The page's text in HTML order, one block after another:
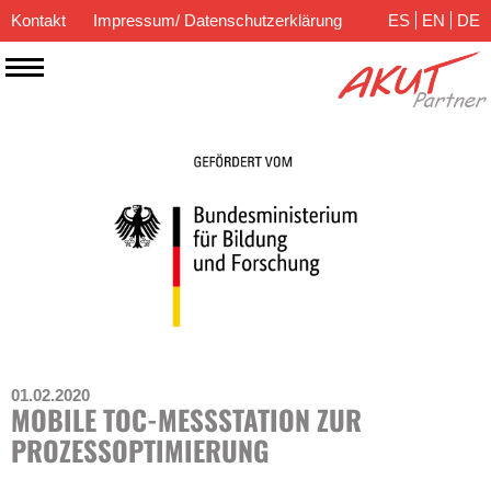
Kontakt Impressum/ Datenschutzerklärung ES EN DE
01.02.2020
MOBILE TOC-MESSSTATION ZUR
PROZESSOPTIMIERUNG